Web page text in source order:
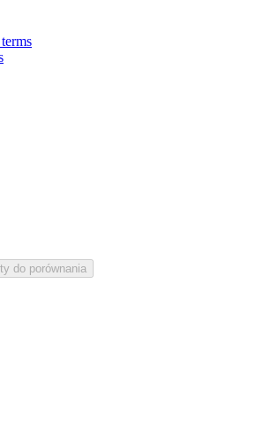
do porównania